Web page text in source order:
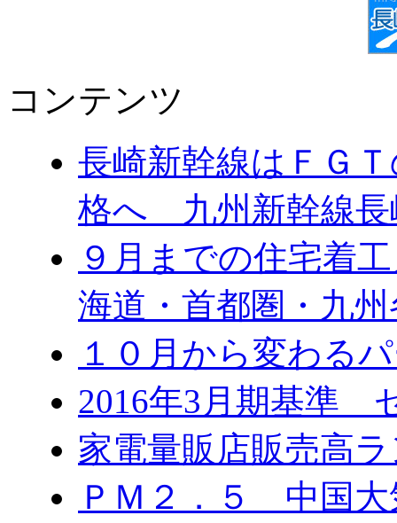
コンテンツ
長崎新幹線はＦＧ
格へ 九州新幹線長
９月までの住宅着
海道・首都圏・九
１０月から変わ
2016年3月期基準
家電量販店販売高
ＰＭ２．５ 中国大